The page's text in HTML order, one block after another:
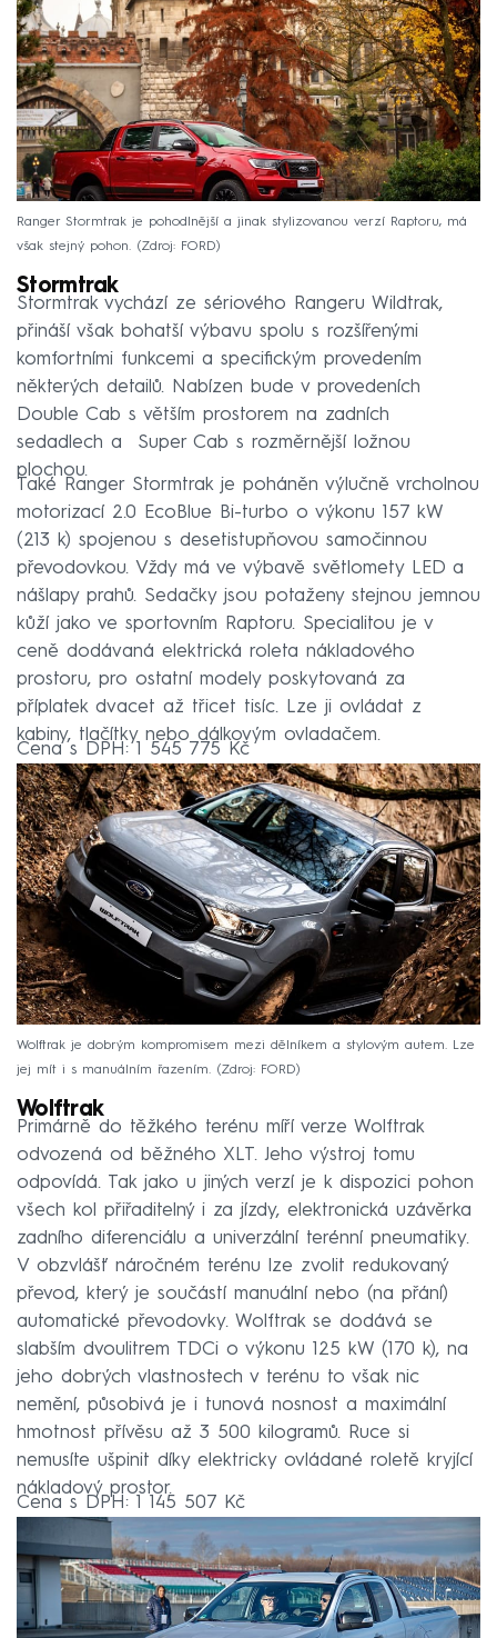
Ranger Stormtrak je pohodlnější a jinak stylizovanou verzí Raptoru, má
však stejný pohon.
Zdroj: FORD
Stormtrak
Stormtrak vychází ze sériového Rangeru Wildtrak,
přináší však bohatší výbavu spolu s rozšířenými
komfortními funkcemi a specifickým provedením
některých detailů. Nabízen bude v provedeních
Double Cab s větším prostorem na zadních
sedadlech a Super Cab s rozměrnější ložnou
plochou.
Také Ranger Stormtrak je poháněn výlučně vrcholnou
motorizací 2.0 EcoBlue Bi-turbo o výkonu 157 kW
(213 k) spojenou s desetistupňovou samočinnou
převodovkou. Vždy má ve výbavě světlomety LED a
nášlapy prahů. Sedačky jsou potaženy stejnou jemnou
kůží jako ve sportovním Raptoru. Specialitou je v
ceně dodávaná elektrická roleta nákladového
prostoru, pro ostatní modely poskytovaná za
příplatek dvacet až třicet tisíc. Lze ji ovládat z
kabiny, tlačítky nebo dálkovým ovladačem.
Cena s DPH: 1 545 775 Kč
Wolftrak je dobrým kompromisem mezi dělníkem a stylovým autem. Lze
jej mít i s manuálním řazením.
Zdroj: FORD
Wolftrak
Primárně do těžkého terénu míří verze Wolftrak
odvozená od běžného XLT. Jeho výstroj tomu
odpovídá. Tak jako u jiných verzí je k dispozici pohon
všech kol přiřaditelný i za jízdy, elektronická uzávěrka
zadního diferenciálu a univerzální terénní pneumatiky.
V obzvlášť náročném terénu lze zvolit redukovaný
převod, který je součástí manuální nebo (na přání)
automatické převodovky. Wolftrak se dodává se
slabším dvoulitrem TDCi o výkonu 125 kW (170 k), na
jeho dobrých vlastnostech v terénu to však nic
nemění, působivá je i tunová nosnost a maximální
hmotnost přívěsu až 3 500 kilogramů. Ruce si
nemusíte ušpinit díky elektricky ovládané roletě kryjící
nákladový prostor.
Cena s DPH: 1 145 507 Kč